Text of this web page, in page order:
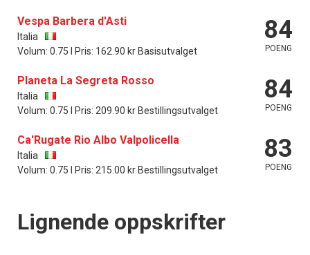
Vespa Barbera d'Asti
Italia
Volum: 0.75 l Pris: 162.90 kr Basisutvalget
84
POENG
Planeta La Segreta Rosso
Italia
Volum: 0.75 l Pris: 209.90 kr Bestillingsutvalget
84
POENG
Ca'Rugate Rio Albo Valpolicella
Italia
Volum: 0.75 l Pris: 215.00 kr Bestillingsutvalget
83
POENG
Lignende oppskrifter